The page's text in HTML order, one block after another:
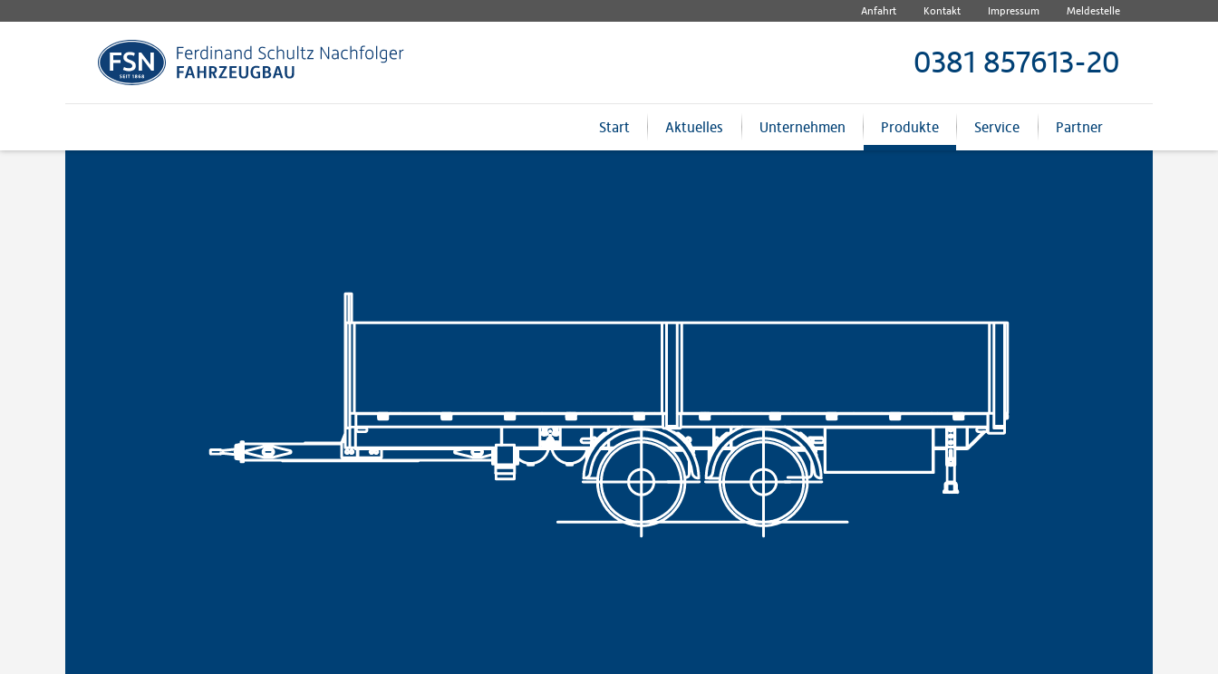
Anfahrt Kontakt Impressum Meldestelle
0381 857613-20
Start Aktuelles Unternehmen Produkte Service Partner